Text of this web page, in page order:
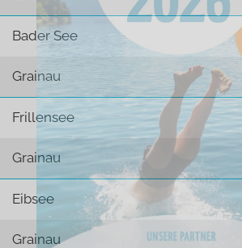
Bader See
Grainau
Frillensee
Grainau
Eibsee
Grainau